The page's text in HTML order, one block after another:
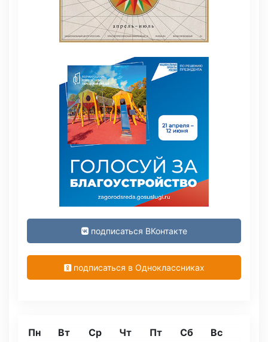
подписаться ВКонтакте
подписаться в Одноклассниках
Пн Вт Ср Чт Пт Сб Вс